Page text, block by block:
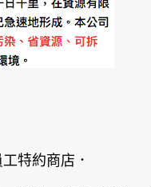
特約商店．